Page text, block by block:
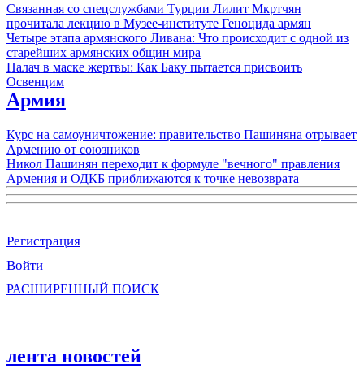
Связанная со спецслужбами Турции Лилит Мкртчян
прочитала лекцию в Музее-институте Геноцида армян
Четыре этапа армянского Ливана: Что происходит с одной из
старейших армянских общин мира
Палач в маске жертвы: Как Баку пытается присвоить
Освенцим
Армия
Курс на самоуничтожение: правительство Пашиняна отрывает
Армению от союзников
Никол Пашинян переходит к формуле "вечного" правления
Армения и ОДКБ приближаются к точке невозврата
Регистрация
Войти
РАСШИРЕННЫЙ ПОИСК
лента новостей